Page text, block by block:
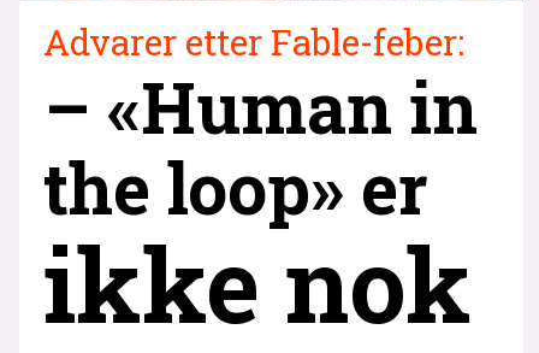
Advarer etter Fable-feber:
– «Human in
the loop» er
ikke nok